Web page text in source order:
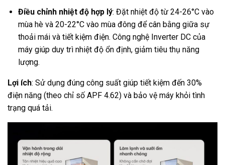
Điều chỉnh nhiệt độ hợp lý: Đặt nhiệt độ từ 24-26°C vào
mùa hè và 20-22°C vào mùa đông để cân bằng giữa sự
thoải mái và tiết kiệm điện. Công nghệ Inverter DC của
máy giúp duy trì nhiệt độ ổn định, giảm tiêu thụ năng
lượng.
Lợi ích: Sử dụng đúng công suất giúp tiết kiệm đến 30%
điện năng (theo chỉ số APF 4.62) và bảo vệ máy khỏi tình
trạng quá tải.